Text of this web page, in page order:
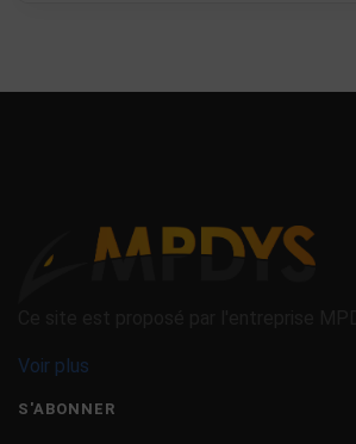
Voir plus
S'ABONNER